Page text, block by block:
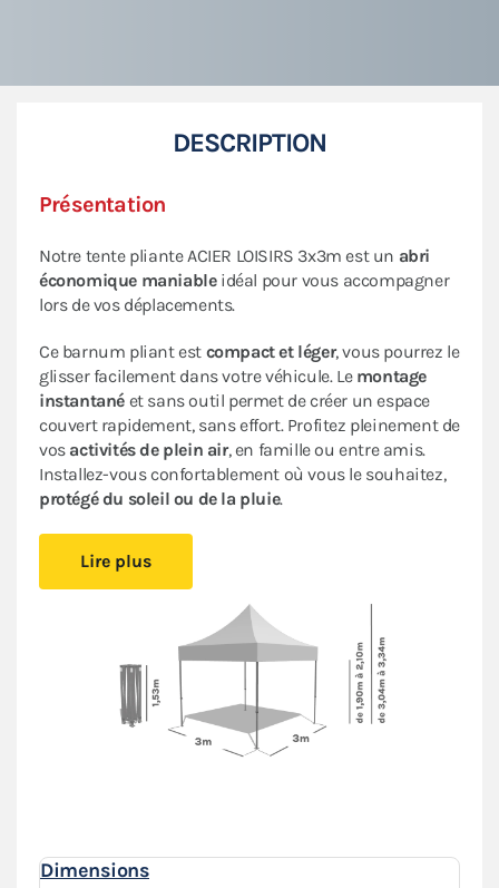
DESCRIPTION
Présentation
Notre tente pliante ACIER LOISIRS 3x3m est un abri
économique maniableidéal pour vous accompagner
lors de vos déplacements.
Ce barnum pliant est compact et léger, vous pourrez le
glisser facilement dans votre véhicule. Le montage
instantané et sans outil permet de créer un espace
couvert rapidement, sans effort. Profitez pleinement de
vos activités de plein air, en famille ou entre amis.
Installez-vous confortablement où vous le souhaitez,
protégé du soleil ou de la pluie.
économique maniable
lors de vos déplacements.
Sa bâche 100% imperméable traitée anti-UVet son
armature en acier avec peinture anti-corrosion
fiabilité et durabilité
pour une utilisation
occasionnelle.
compact et léger
vosactivités de plein air, en famille ou entre amis.
Lire plus
Dimensions